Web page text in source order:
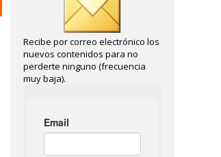
Recibe por correo electrónico los
nuevos contenidos para no
perderte ninguno (frecuencia
muy baja).